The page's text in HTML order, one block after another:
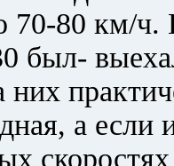
70-80 км/ч.
был-
а если